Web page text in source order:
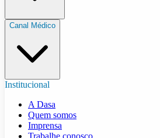
Canal Médico
Institucional
A Dasa
Quem somos
Imprensa